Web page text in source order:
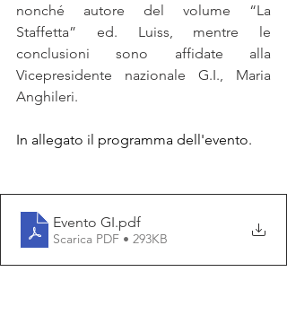
nonché autore del volume “La
Staffetta” ed. Luiss, mentre le
conclusioni sono affidate alla
Vicepresidente nazionale G.I., Maria
Anghileri.
In allegato il programma dell'evento.
Evento GI.pdf
Scarica PDF • 293KB